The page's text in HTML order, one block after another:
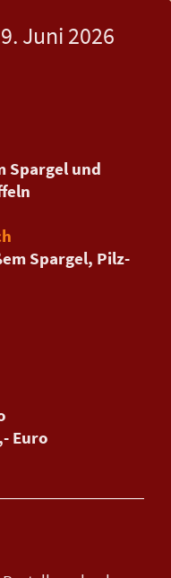
Juni 2026
Spargel und
Spargel, Pilz-
Euro